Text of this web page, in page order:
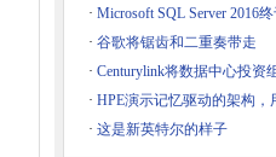
· Microsoft SQL Server 2016
· 谷歌将锯齿和二重奏带走
· Centurylink将数据中心投资
· HPE演示记忆驱动的架构，
· 这是新英特尔的样子